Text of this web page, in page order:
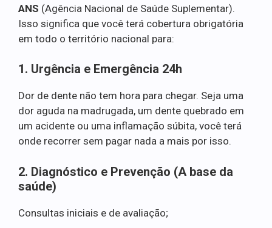
ANS (Agência Nacional de Saúde Suplementar).
Isso significa que você terá cobertura obrigatória
em todo o território nacional para:
1. Urgência e Emergência 24h
Dor de dente não tem hora para chegar. Seja uma
dor aguda na madrugada, um dente quebrado em
um acidente ou uma inflamação súbita, você terá
onde recorrer sem pagar nada a mais por isso.
2. Diagnóstico e Prevenção (A base da
saúde)
Consultas iniciais e de avaliação;